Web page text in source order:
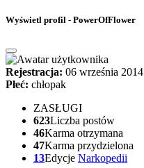
Wyświetl profil - PowerOfFlower
Rejestracja: 06 września 2014
Płeć: chłopak
ZASŁUGI
623Liczba postów
46Karma otrzymana
47Karma przydzielona
13Edycje Narkopedii